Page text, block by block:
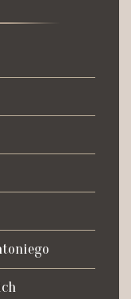
305
muzealnej:
406